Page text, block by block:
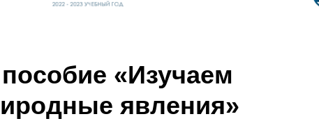
«Изучаем
явления»